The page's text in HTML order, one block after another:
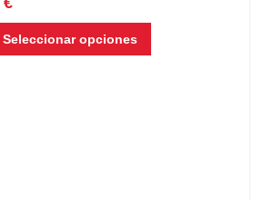
Seleccionar opciones